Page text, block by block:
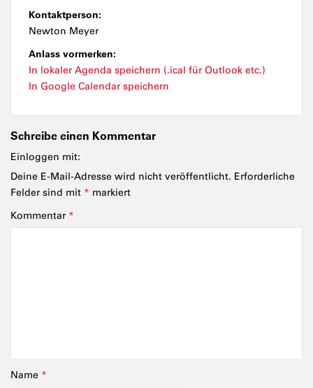
Kontaktperson:
Newton Meyer
Anlass vormerken:
In lokaler Agenda speichern (.ical für Outlook etc.)
In Google Calendar speichern
Schreibe einen Kommentar
Einloggen mit:
Deine E-Mail-Adresse wird nicht veröffentlicht. Erforderliche
Felder sind mit * markiert
Kommentar *
Name *